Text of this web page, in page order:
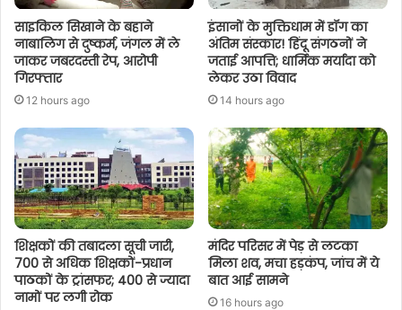
साइकिल सिखाने के बहाने
नाबालिग से दुष्कर्म, जंगल में ले
जाकर जबरदस्ती रेप, आरोपी
गिरफ्तार
12 hours ago
इंसानों के मुक्तिधाम में डॉग का
अंतिम संस्कार! हिंदू संगठनों ने
जताई आपत्ति; धार्मिक मर्यादा को
लेकर उठा विवाद
14 hours ago
शिक्षकों की तबादला सूची जारी,
700 से अधिक शिक्षकों-प्रधान
पाठकों के ट्रांसफर; 400 से ज्यादा
नामों पर लगी रोक
मंदिर परिसर में पेड़ से लटका
मिला शव, मचा हड़कंप, जांच में ये
बात आई सामने
16 hours ago